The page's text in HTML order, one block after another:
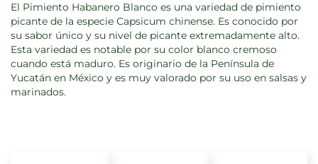
El Pimiento Habanero Blanco es una variedad de pimiento
picante de la especie Capsicum chinense. Es conocido por
su sabor único y su nivel de picante extremadamente alto.
Esta variedad es notable por su color blanco cremoso
cuando está maduro. Es originario de la Península de
Yucatán en México y es muy valorado por su uso en salsas y
marinados.